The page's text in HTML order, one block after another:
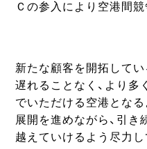
Ｃの参入により空港間
新たな顧客を開拓して
遅れることなく、より多
でいただける空港となる
展開を進めながら、引き
越えていけるよう尽力し